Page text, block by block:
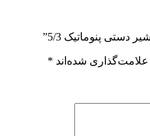
دستی پنوماتیک 5/3”
شده‌اند *